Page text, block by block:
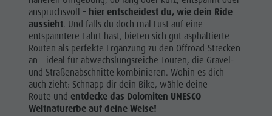
anspruchsvoll – hier entscheidest du, wie dein Ride
aussieht. Und falls du doch mal Lust auf eine
entspanntere Fahrt hast, bieten sich gut asphaltierte
Routen als perfekte Ergänzung zu den Offroad-Strecken
an – ideal für abwechslungsreiche Touren, die Gravel-
und Straßenabschnitte kombinieren. Wohin es dich
auch zieht: Schnapp dir dein Bike, wähle deine
Route undentdecke das Dolomiten UNESCO
Weltnaturerbe auf deine Weise!